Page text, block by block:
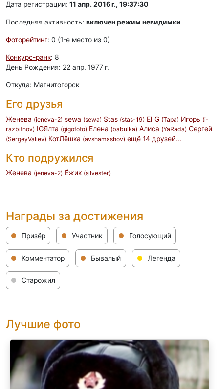
Дата регистрации: 11 апр. 2016 г., 19:37:30
Последняя активность: включен режим невидимки
Фоторейтинг: 0 (1-e место из 0)
Конкурс-ранк: 8
День Рождения: 22 апр. 1977 г.
Откуда: Магнитогорск
Его друзья
Женева (jeneva-2) sewa (sewa) Stas (stas-19) El_G (Tapa) Игорь (i-
razbitnov) IGЯлта (gigofoto) Елена (babulka) Алиса (YaRada) Сергей
(SergeyValiev) КотЛёшка (avshamashov) ещё 14 друзей...
Кто подружился
Женева (jeneva-2) Ёжик (silvester)
Награды за достижения
Призёр Участник Голосующий
Комментатор Бывалый Легенда
Старожил
Лучшие фото